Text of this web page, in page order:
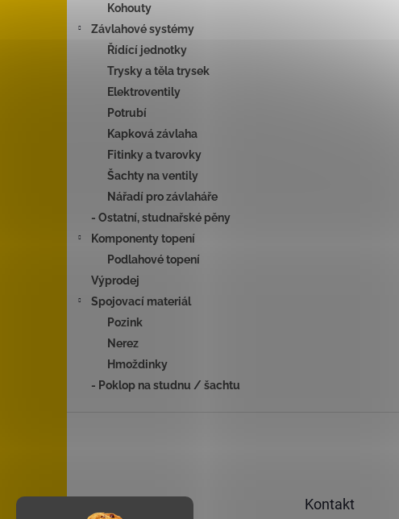
Kohouty
Závlahové systémy
Řídící jednotky
Trysky a těla trysek
Elektroventily
Potrubí
Kapková závlaha
Fitinky a tvarovky
Šachty na ventily
Nářadí pro závlaháře
- Ostatní, studnařské pěny
Komponenty topení
Podlahové topení
Výprodej
Spojovací materiál
Pozink
Nerez
Hmoždinky
- Poklop na studnu / šachtu
Kontakt